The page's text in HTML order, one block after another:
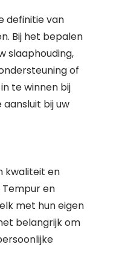
definitie van
Bij het bepalen
slaaphouding,
of
te winnen bij
bij uw
kwaliteit en
Tempur en
met hun eigen
belangrijk om